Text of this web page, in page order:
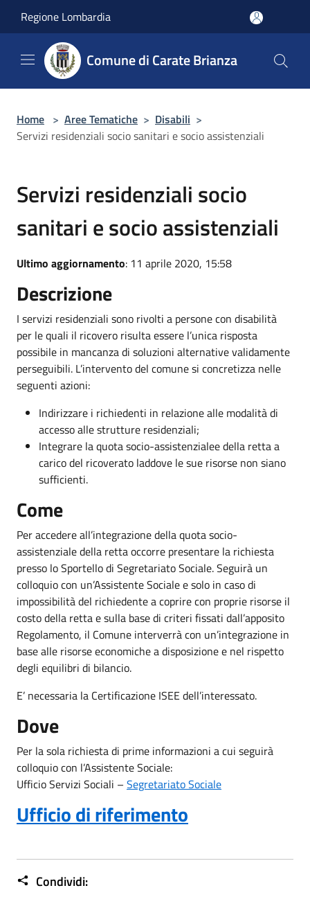
Regione Lombardia
Comune di Carate Brianza
Home > Aree Tematiche > Disabili >
Servizi residenziali socio sanitari e socio assistenziali
Servizi residenziali socio
sanitari e socio assistenziali
Ultimo aggiornamento: 11 aprile 2020, 15:58
Descrizione
I servizi residenziali sono rivolti a persone con disabilità
per le quali il ricovero risulta essere l’unica risposta
possibile in mancanza di soluzioni alternative validamente
perseguibili. L’intervento del comune si concretizza nelle
seguenti azioni:
Indirizzare i richiedenti in relazione alle modalità di
accesso alle strutture residenziali;
Integrare la quota socio-assistenzialee della retta a
carico del ricoverato laddove le sue risorse non siano
sufficienti.
Come
Per accedere all’integrazione della quota socio-
assistenziale della retta occorre presentare la richiesta
presso lo Sportello di Segretariato Sociale. Seguirà un
colloquio con un’Assistente Sociale e solo in caso di
impossibilità del richiedente a coprire con proprie risorse il
costo della retta e sulla base di criteri fissati dall’apposito
Regolamento, il Comune interverrà con un’integrazione in
base alle risorse economiche a disposizione e nel rispetto
degli equilibri di bilancio.
E’ necessaria la Certificazione ISEE dell’interessato.
Dove
Per la sola richiesta di prime informazioni a cui seguirà
colloquio con l’Assistente Sociale:
Ufficio Servizi Sociali – Segretariato Sociale
Ufficio di riferimento
Condividi: